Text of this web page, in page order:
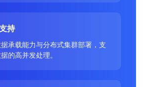
持
承载能力与分布式集群部署，支
的高并发处理。